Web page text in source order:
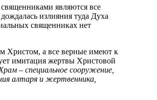
являются все
излияния туда Духа
священниках нет
Христом, а все верные имеют к
имитация жертвы Христовой
– специальное сооружение,
алтаря и жертвенника,